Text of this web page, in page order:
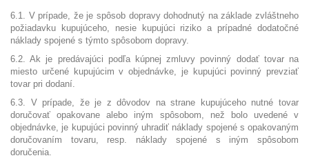
6.1. V prípade, že je spôsob dopravy dohodnutý na základe zvláštneho
požiadavku kupujúceho, nesie kupujúci riziko a prípadné dodatočné
náklady spojené s týmto spôsobom dopravy.
6.2. Ak je predávajúci podľa kúpnej zmluvy povinný dodať tovar na
miesto určené kupujúcim v objednávke, je kupujúci povinný prevziať
tovar pri dodaní.
6.3. V prípade, že je z dôvodov na strane kupujúceho nutné tovar
doručovať opakovane alebo iným spôsobom, než bolo uvedené v
objednávke, je kupujúci povinný uhradiť náklady spojené s opakovaným
doručovaním tovaru, resp. náklady spojené s iným spôsobom
doručenia.